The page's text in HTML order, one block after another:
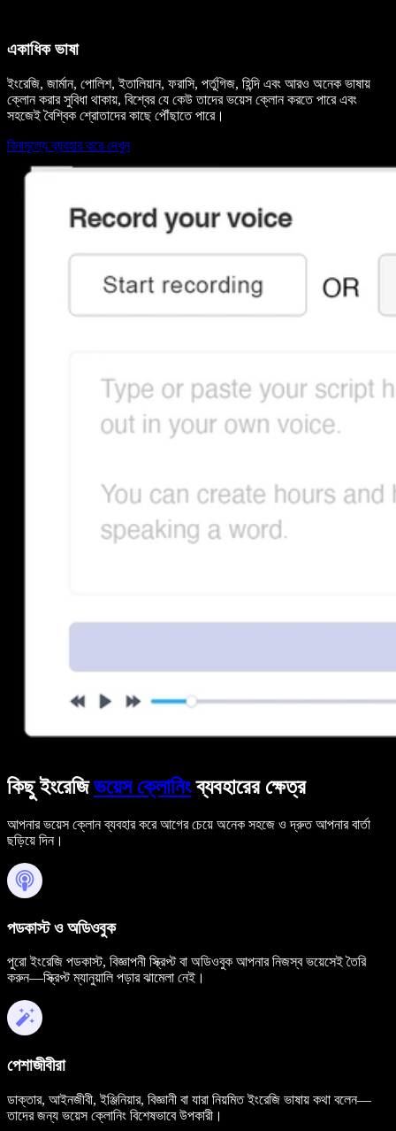
একাধিক ভাষা
ইংরেজি, জার্মান, পোলিশ, ইতালিয়ান, ফরাসি, পর্তুগিজ, হিন্দি এবং আরও অনেক ভাষায়
ক্লোন করার সুবিধা থাকায়, বিশ্বের যে কেউ তাদের ভয়েস ক্লোন করতে পারে এবং
সহজেই বৈশ্বিক শ্রোতাদের কাছে পৌঁছাতে পারে।
বিনামূল্যে ব্যবহার করে দেখুন
কিছু ইংরেজিভয়েস ক্লোনিংব্যবহারের ক্ষেত্র
আপনার ভয়েস ক্লোন ব্যবহার করে আগের চেয়ে অনেক সহজে ও দ্রুত আপনার বার্তা
ছড়িয়ে দিন।
পডকাস্ট ও অডিওবুক
পুরো ইংরেজি পডকাস্ট, বিজ্ঞাপনী স্ক্রিপ্ট বা অডিওবুক আপনার নিজস্ব ভয়েসেই তৈরি
করুন—স্ক্রিপ্ট ম্যানুয়ালি পড়ার ঝামেলা নেই।
পেশাজীবীরা
ডাক্তার, আইনজীবী, ইঞ্জিনিয়ার, বিজ্ঞানী বা যারা নিয়মিত ইংরেজি ভাষায় কথা বলেন—
তাদের জন্য ভয়েস ক্লোনিং বিশেষভাবে উপকারী।